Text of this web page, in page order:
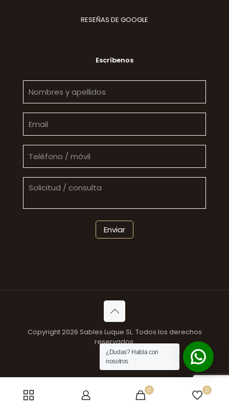
RESEÑAS DE GOOGLE
Escríbenos
Copyright 2026 Sables Luque SL. Todos los derechos
reservados.
0 0
¿Dudas? Habla con
nosotros